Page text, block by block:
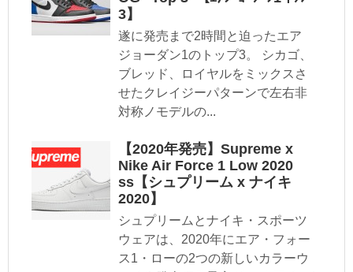
3】
遂に発売まで2時間と迫ったエア
ジョーダン1のトップ3。 シカゴ、
ブレッド、ロイヤルをミックスさ
せたクレイジーパターンで左右非
対称ノモデルの...
【2020年発売】Supreme x
Nike Air Force 1 Low 2020
ss【シュプリーム x ナイキ
2020】
シュプリームとナイキ・スポーツ
ウェアは、2020年にエア・フォー
ス1・ローの2つの新しいカラーウ